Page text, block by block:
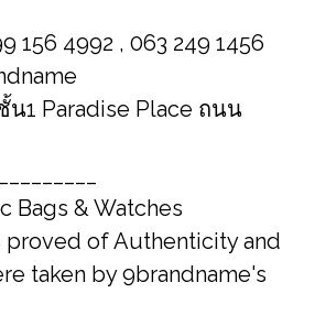
156 4992 , 063 249 1456
น1 Paradise Place ถนน
Bags & Watches
of Authenticity and
taken by 9brandname's